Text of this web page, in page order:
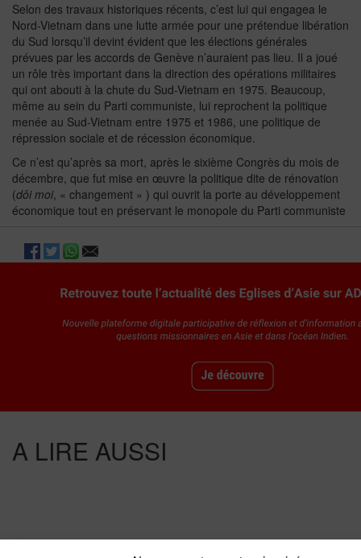
Selon des travaux historiques récents, c’est lui qui engagea le
Nord-Vietnam dans une lutte armée pour une prétendue libération
du Sud lorsqu’il devint évident que les élections générales
prévues par les accords de Genève n’auraient pas lieu. Il a joué
un rôle très important dans la direction des opérations militaires
qui ont abouti à la chute du Sud-Vietnam en 1975. Beaucoup,
même au sein du Parti communiste, lui reprochent la politique
menée au Sud-Vietnam entre 1975 et 1986, une politique de
répression sociale et de récession économique.
Ce n’est qu’après sa mort, après le sixième Congrès du mois de
décembre, que fut mise en œuvre la politique dite de rénovation
(dôi moi, « changement » ) qui ouvrit la porte au développement
économique tout en préservant le monopole du Parti communiste
A LIRE AUSSI